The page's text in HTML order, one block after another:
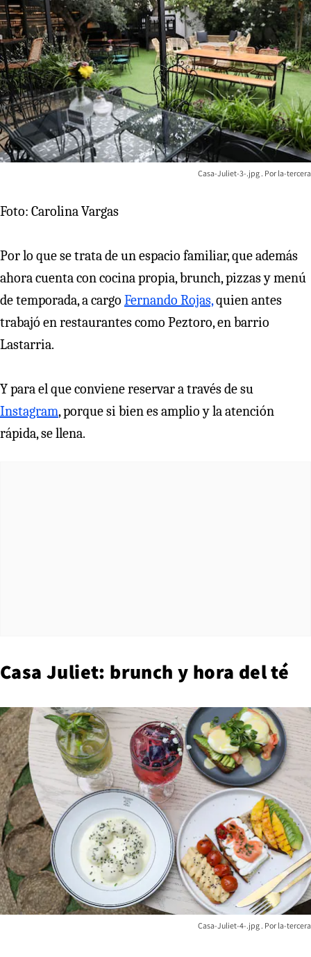
Casa-Juliet-3-.jpg la-tercera
Foto: Carolina Vargas
Por lo que se trata de un espacio familiar, que además
ahora cuenta con cocina propia, brunch, pizzas y menú
de temporada, a cargo Fernando Rojas,quien antes
trabajó en restaurantes como Peztoro, en barrio
Lastarria.
Y para el que conviene reservar a través de su
Instagram, porque si bien es amplio y la atención
rápida, se llena.
Casa Juliet: brunch y hora del té
Casa-Juliet-4-.jpg la-tercera